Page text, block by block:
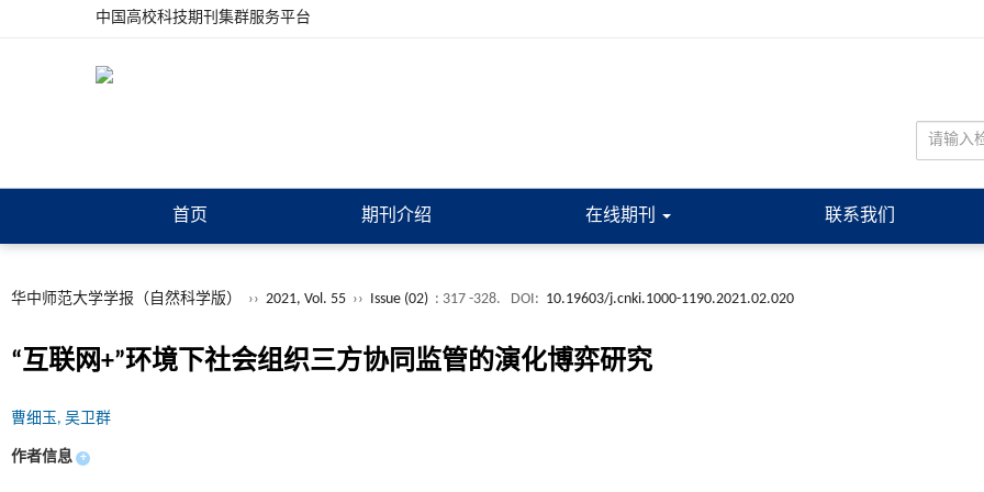
中国高校科技期刊集群服务平台
首页 期刊介绍 在线期刊 联系我们
华中师范大学学报（自然科学版） ›› 2021, Vol. 55 ›› Issue (02) : 317 -328. DOI: 10.19603/j.cnki.1000-1190.2021.02.020
“互联网+”环境下社会组织三方协同监管的演化博弈研究
曹细玉, 吴卫群
作者信息 +